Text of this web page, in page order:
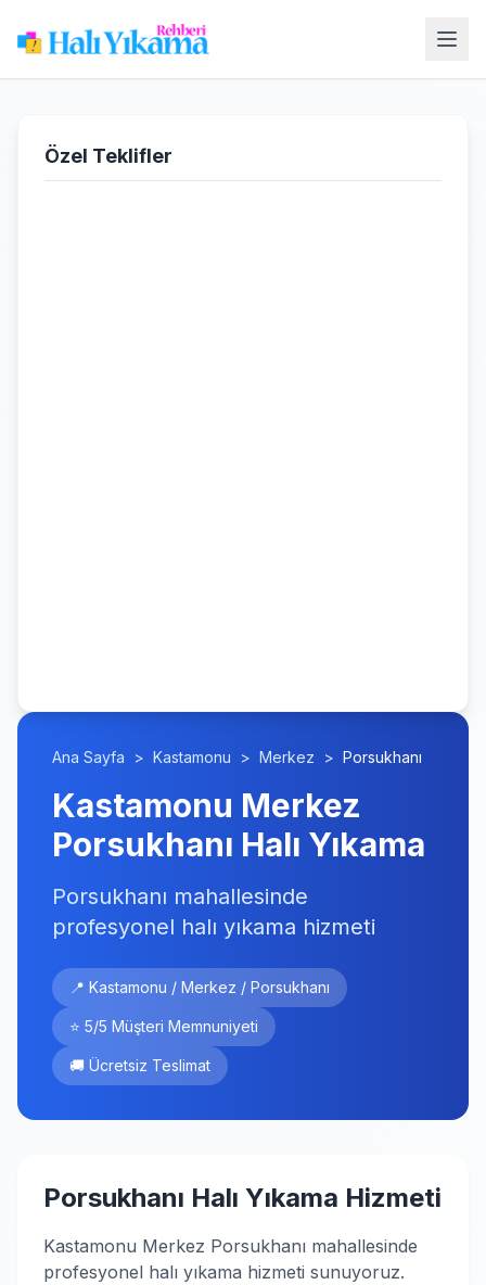
Özel Teklifler
Ana Sayfa > Kastamonu > Merkez > Porsukhanı
Kastamonu Merkez
Porsukhanı Halı Yıkama
Porsukhanı mahallesinde
profesyonel halı yıkama hizmeti
📍 Kastamonu / Merkez / Porsukhanı
⭐ 5/5 Müşteri Memnuniyeti
🚚 Ücretsiz Teslimat
Porsukhanı Halı Yıkama Hizmeti
Kastamonu Merkez Porsukhanı mahallesinde
profesyonel halı yıkama hizmeti sunuyoruz.